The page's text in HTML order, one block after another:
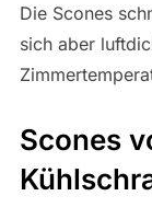
Die Scones
sich aber
Scones